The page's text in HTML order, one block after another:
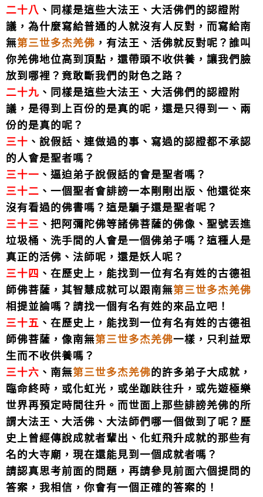
二十八 、同樣是這些大法王、大活佛們的認證附
議，為什麼寫給普通的人就沒有人反對，而寫給南
無第三世多杰羌佛 ，有法王、活佛就反對呢？誰叫
你羌佛地位高到頂點，還帶頭不收供養，讓我們臉
放到哪裡？竟敢斷我們的財色之路？
二十九 、同樣是這些大法王、大活佛們的認證附
議，是得到上百份的是真的呢，還是只得到一、兩
份的是真的呢？
三十 、說假話、連做過的事、寫過的認證都不承認
的人會是聖者嗎？
三十一 、逼迫弟子說假話的會是聖者嗎？
三十二 、一個聖者會誹謗一本剛剛出版、他還從來
沒有看過的佛書嗎？這是騙子還是聖者呢？
三十三 、把阿彌陀佛等諸佛菩薩的佛像、聖號丟進
垃圾桶、洗手間的人會是一個佛弟子嗎？這種人是
真正的活佛、法師呢，還是妖人呢？
三十四 、在歷史上，能找到一位有名有姓的古德祖
師佛菩薩，其智慧成就可以跟南無第三世多杰羌佛
相提並論嗎？請找一個有名有姓的來品立吧！
三十五 、在歷史上，能找到一位有名有姓的古德祖
師佛菩薩，像南無第三世多杰羌佛一樣，只利益眾
生而不收供養嗎？
三十六 、南無第三世多杰羌佛的許多弟子大成就，
臨命終時，或化虹光，或坐跏趺往升，或先遊極樂
世界再預定時間往升。而世面上那些誹謗羌佛的所
謂大法王、大活佛、大法師們哪一個做到了呢？歷
史上曾經傳說成就者輩出、化虹飛升成就的那些有
名的大寺廟，現在還能見到一個成就者嗎？
請認真思考前面的問題，再請參見前面六個提問的
答案，我相信，你會有一個正確的答案的！